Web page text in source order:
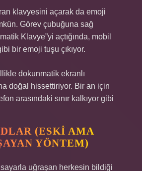
klavyesini açarak da emoji
Görev çubuğuna sağ
Klavye”yi açtığında, mobil
bir emoji tuşu çıkıyor.
dokunmatik ekranlı
doğal hissettiriyor. Bir an için
arasındaki sınır kalkıyor gibi
(ESKI AMA
YÖNTEM)
uğraşan herkesin bildiği